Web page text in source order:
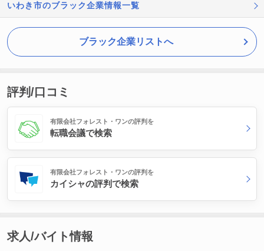
いわき市のブラック企業情報一覧
ブラック企業リストへ
評判/口コミ
有限会社フォレスト・ワンの評判を
転職会議で検索
有限会社フォレスト・ワンの評判を
カイシャの評判で検索
求人/バイト情報